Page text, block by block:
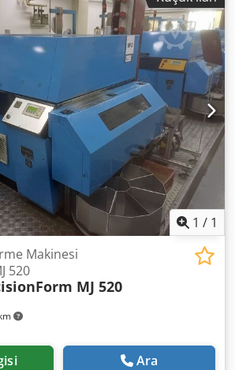
kablo uzunluğu: 65000mm, maks.
s, çekme mesafesi: 0mm-45mm,
0°-90°, krimp kuvveti: 20kN.
Z: yaklaşık
ağırlık: yaklaşık 900kg.
Yerinde inceleme mümkündür.
1 / 1
Makinesi
520
MJ 520
Ara